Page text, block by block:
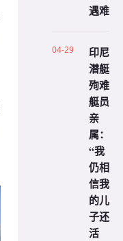
遇难
04-29
印尼
潜艇
殉难
艇员
亲
属：
“我
仍相
信我
的儿
子还
活